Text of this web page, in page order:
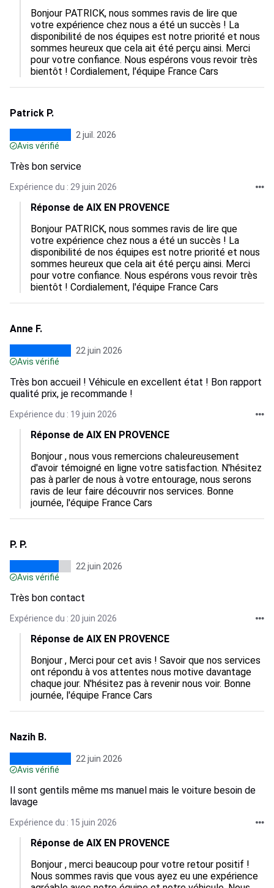
Bonjour PATRICK, nous sommes ravis de lire que
votre expérience chez nous a été un succès ! La
disponibilité de nos équipes est notre priorité et nous
sommes heureux que cela ait été perçu ainsi. Merci
pour votre confiance. Nous espérons vous revoir très
bientôt ! Cordialement, l'équipe France Cars
Patrick P.
2 juil. 2026
Avis vérifié
Très bon service
Expérience du : 29 juin 2026
Réponse de AIX EN PROVENCE
Bonjour PATRICK, nous sommes ravis de lire que
votre expérience chez nous a été un succès ! La
disponibilité de nos équipes est notre priorité et nous
sommes heureux que cela ait été perçu ainsi. Merci
pour votre confiance. Nous espérons vous revoir très
bientôt ! Cordialement, l'équipe France Cars
Anne F.
22 juin 2026
Avis vérifié
Très bon accueil ! Véhicule en excellent état ! Bon rapport
qualité prix, je recommande !
Expérience du : 19 juin 2026
Réponse de AIX EN PROVENCE
Bonjour , nous vous remercions chaleureusement
d'avoir témoigné en ligne votre satisfaction. N'hésitez
pas à parler de nous à votre entourage, nous serons
ravis de leur faire découvrir nos services. Bonne
journée, l'équipe France Cars
P. P.
22 juin 2026
Avis vérifié
Très bon contact
Expérience du : 20 juin 2026
Réponse de AIX EN PROVENCE
Bonjour , Merci pour cet avis ! Savoir que nos services
ont répondu à vos attentes nous motive davantage
chaque jour. N'hésitez pas à revenir nous voir. Bonne
journée, l'équipe France Cars
Nazih B.
22 juin 2026
Avis vérifié
Il sont gentils même ms manuel mais le voiture besoin de
lavage
Expérience du : 15 juin 2026
Réponse de AIX EN PROVENCE
Bonjour , merci beaucoup pour votre retour positif !
Nous sommes ravis que vous ayez eu une expérience